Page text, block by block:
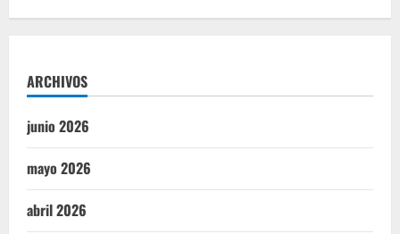
ARCHIVOS
junio 2026
mayo 2026
abril 2026